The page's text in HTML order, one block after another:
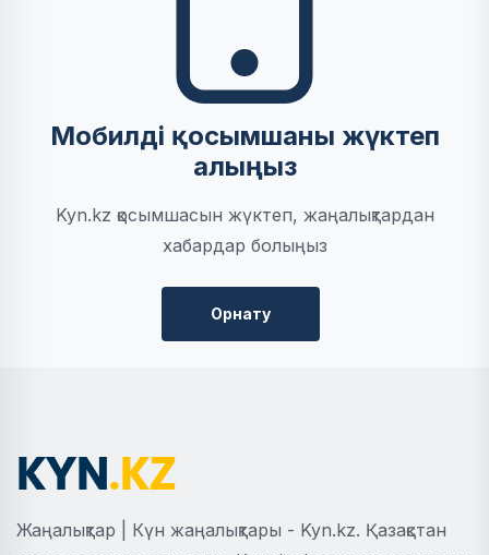
Мобилді қосымшаны жүктеп
алыңыз
Kyn.kz қосымшасын жүктеп, жаңалықтардан
хабардар болыңыз
Орнату
Жаңалықтар | Күн жаңалықтары - Kyn.kz. Қазақстан